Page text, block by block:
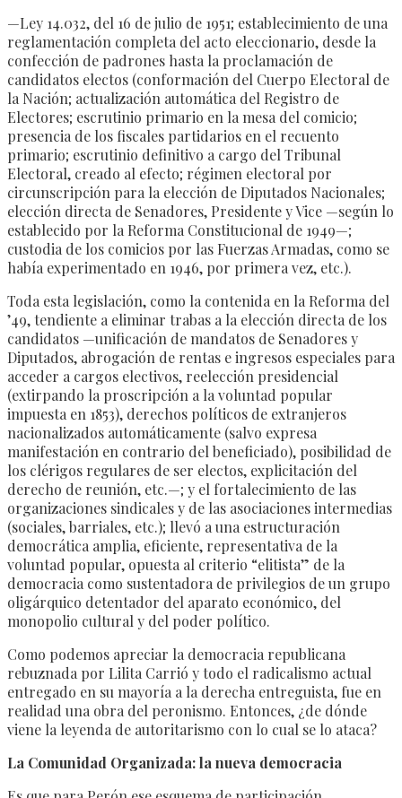
—Ley 14.032, del 16 de julio de 1951; establecimiento de una
reglamentación completa del acto eleccionario, desde la
confección de padrones hasta la proclamación de
candidatos electos (conformación del Cuerpo Electoral de
la Nación; actualización automática del Registro de
Electores; escrutinio primario en la mesa del comicio;
presencia de los fiscales partidarios en el recuento
primario; escrutinio definitivo a cargo del Tribunal
Electoral, creado al efecto; régimen electoral por
circunscripción para la elección de Diputados Nacionales;
elección directa de Senadores, Presidente y Vice —según lo
establecido por la Reforma Constitucional de 1949—;
custodia de los comicios por las Fuerzas Armadas, como se
había experimentado en 1946, por primera vez, etc.).
Toda esta legislación, como la contenida en la Reforma del
’49, tendiente a eliminar trabas a la elección directa de los
candidatos —unificación de mandatos de Senadores y
Diputados, abrogación de rentas e ingresos especiales para
acceder a cargos electivos, reelección presidencial
(extirpando la proscripción a la voluntad popular
impuesta en 1853), derechos políticos de extranjeros
nacionalizados automáticamente (salvo expresa
manifestación en contrario del beneficiado), posibilidad de
los clérigos regulares de ser electos, explicitación del
derecho de reunión, etc.—; y el fortalecimiento de las
organizaciones sindicales y de las asociaciones intermedias
(sociales, barriales, etc.); llevó a una estructuración
democrática amplia, eficiente, representativa de la
voluntad popular, opuesta al criterio “elitista” de la
democracia como sustentadora de privilegios de un grupo
oligárquico detentador del aparato económico, del
monopolio cultural y del poder político.
Como podemos apreciar la democracia republicana
rebuznada por Lilita Carrió y todo el radicalismo actual
entregado en su mayoría a la derecha entreguista, fue en
realidad una obra del peronismo. Entonces, ¿de dónde
viene la leyenda de autoritarismo con lo cual se lo ataca?
La Comunidad Organizada: la nueva democracia